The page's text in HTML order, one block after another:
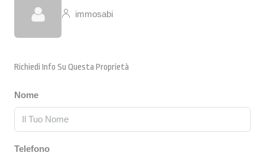
immosabi
Richiedi Info Su Questa Proprietà
Nome
Telefono